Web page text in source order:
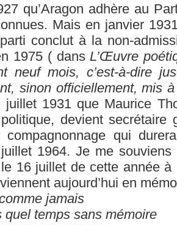
qu’Aragon adhère au
Mais en janvier
conclut à la non-
1975 ( dans L’Œuvre
neuf mois, c’est-à-dire
sinon officiellement, mis
juillet 1931 que Maurice
devient secrétaire
compagnonnage qui
1964. Je me
16 juillet de cette année à
aujourd’hui en
jamais
quel temps sans mémoire